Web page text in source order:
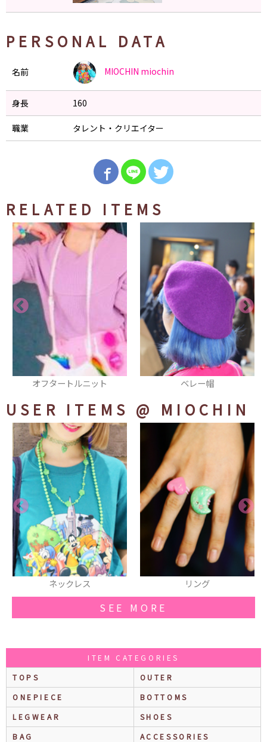
PERSONAL DATA
名前 MIOCHIN miochin
身長 160
職業 タレント・クリエイター
RELATED ITEMS
ベレー帽 スカート
USER ITEMS @ MIOCHIN
リング ネックレス
SEE MORE
ITEM CATEGORIES
TOPS
OUTER
ONEPIECE
BOTTOMS
LEGWEAR
SHOES
BAG
ACCESSORIES